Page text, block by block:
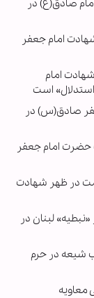
صادق(ع) در
امام جعفر
امام
است
صادق(س) در
امام جعفر
در ظهر شهادت
لبنان در
شیعه در حرم
معاویه